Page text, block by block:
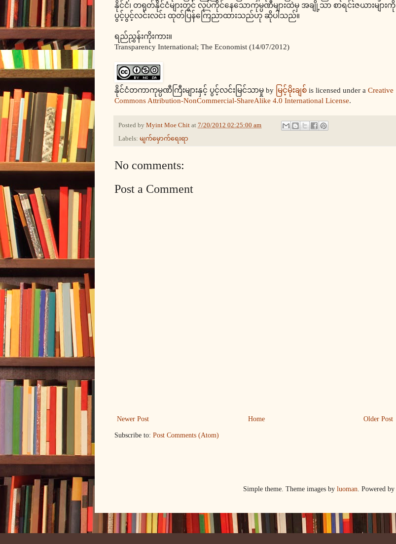
နိုင်ငံ၊ တရုတ်နိုင်ငံများတွင် လုပ်ကိုင်နေသောကုမ္ပဏီများထဲမှ အချို့သာ စာရင်းဇယားများကို
ပွင့်ပွင့်လင်းလင်း ထုတ်ပြန်ကြေညာထားသည်ဟု ဆိုပါသည်။
ရည်ညွှန်းကိုးကား။
Transparency International; The Economist (14/07/2012)
နိုင်ငံတကာကုမ္ပဏီကြီးများနှင့် ပွင့်လင်းမြင်သာမှု by မြင့်မိုးချစ် is licensed under a Creative
Commons Attribution-NonCommercial-ShareAlike 4.0 International License.
Posted by Myint Moe Chit at 7/20/2012 02:25:00 am
Labels: မျက်မှောက်ရေးရာ
No comments:
Post a Comment
Newer Post Older Post
Home
Subscribe to: Post Comments (Atom)
Simple theme. Theme images by luoman. Powered by